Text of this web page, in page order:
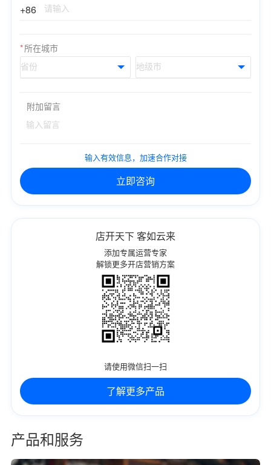
+86
*所在城市
附加留言
输入有效信息，加速合作对接
立即咨询
店开天下 客如云来
添加专属运营专家
解锁更多开店营销方案
请使用微信扫一扫
了解更多产品
产品和服务